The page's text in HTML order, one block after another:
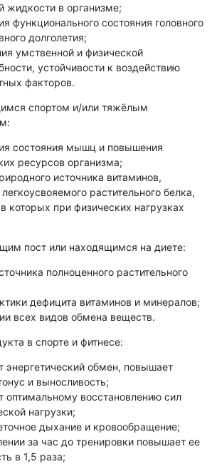
жидкости в организме;
функционального состояния головного
долголетия;
умственной и физической
устойчивости к воздействию
факторов.
спортом и/или тяжёлым
состояния мышц и повышения
ресурсов организма;
источника витаминов,
растительного белка,
которых при физических нагрузках
пост или находящимся на диете:
полноценного растительного
дефицита витаминов и минералов;
всех видов обмена веществ.
в спорте и фитнесе:
энергетический обмен, повышает
и выносливость;
оптимальному восстановлению сил
нагрузки;
дыхание и кровообращение;
за час до тренировки повышает ее
в 1,5 раза;